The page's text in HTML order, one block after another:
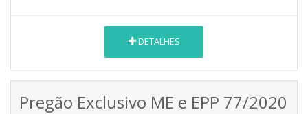
DETALHES
Pregão Exclusivo ME e EPP 77/2020